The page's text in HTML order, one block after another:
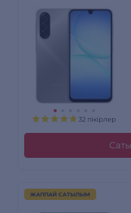
32 пікірлер
ЖАППАЙ САТЫЛЫМ